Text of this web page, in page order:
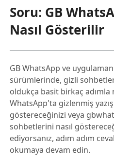
Soru: GB
Nasıl Gösterilir
GB WhatsApp ve
sürümlerinde, gizli
oldukça basit birkaç
WhatsApp'ta gizlenmiş
göstereceğinizi veya
sohbetlerini nasıl
ediyorsanız, adım adım
okumaya devam edin.